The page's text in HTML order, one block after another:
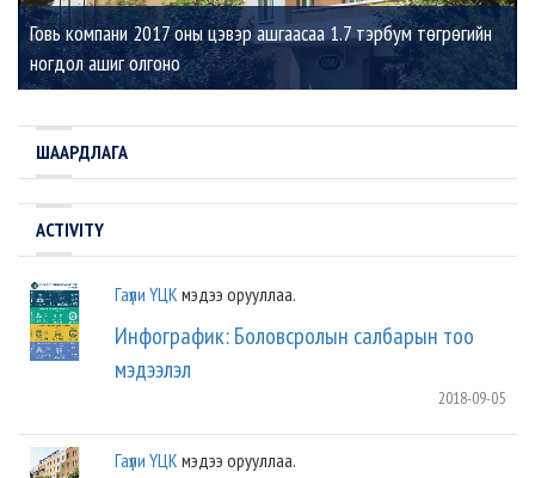
Говь компани 2017 оны цэвэр ашгаасаа 1.7 тэрбум төгрөгийн
ногдол ашиг олгоно
ШААРДЛАГА
ACTIVITY
Гаүли ҮЦК мэдээ орууллаа.
Инфографик: Боловсролын салбарын тоо
мэдээлэл
2018-09-05
Гаүли ҮЦК мэдээ орууллаа.